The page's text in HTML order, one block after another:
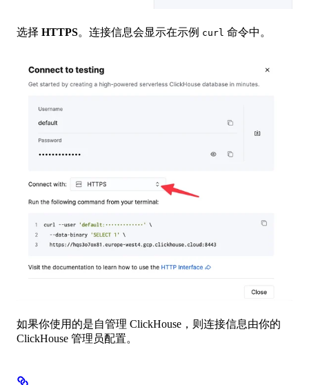
选择 HTTPS。连接信息会显示在示例 curl 命令中。
如果你使用的是自管理 ClickHouse，则连接信息由你的
ClickHouse 管理员配置。